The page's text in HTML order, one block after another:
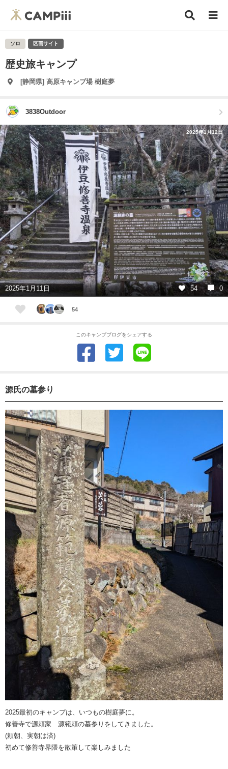
ソロ 区画サイト
歴史旅キャンプ
[静岡県] 高原キャンプ場 樹庭夢
3838Outdoor
2025年1月12日
2025年1月11日 54 0
54
このキャンプブログをシェアする
源氏の墓参り
2025最初のキャンプは、いつもの樹庭夢に。
修善寺で源頼家 源範頼の墓参りをしてきました。
(頼朝、実朝は済)
初めて修善寺界隈を散策して楽しみました